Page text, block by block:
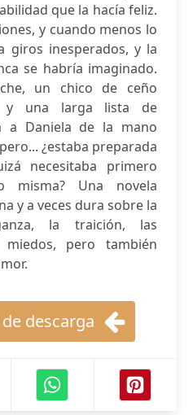
que la hacía feliz.
y cuando menos lo
giros inesperados, y la
se habría imaginado.
un chico de ceño
y una larga lista de
a Daniela de la mano
¿estaba preparada
necesitaba primero
misma? Una novela
y a veces dura sobre la
la traición, las
pero también
descarga